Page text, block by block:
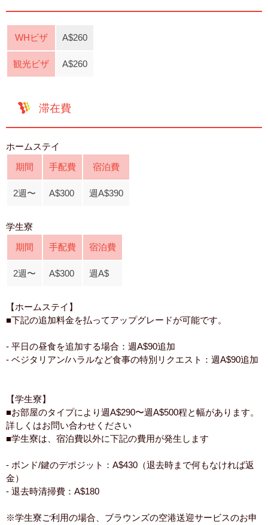
WHビザ A$260
観光ビザ A$260
滞在費
ホームステイ
期間
手配費 宿泊費
2週〜 A$300 週A$390
学生寮
期間
手配費 宿泊費
2週〜 A$300 週A$
【ホームステイ】
■下記の追加料金を払ってアップグレードが可能です。
- 平日の昼食を追加する場合：週A$90追加
- ベジタリアン/ハラルなど食事の特別リクエスト：週A$90追加
【学生寮】
■お部屋のタイプにより週A$290〜週A$500程と幅があります。
詳しくはお問い合わせください
■学生寮は、宿泊費以外に下記の費用が発生します
- ボンド/鍵のデポジット：A$430（退去時まで何もなければ返
金）
- 退去時清掃費：A$180
※学生寮ご利用の場合、ブラウンズの空港送迎サービスのお申